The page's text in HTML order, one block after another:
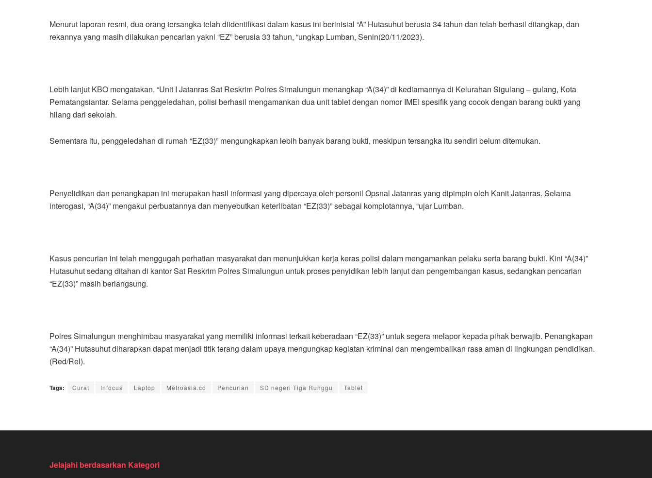
Menurut laporan resmi, dua orang tersangka telah diidentifikasi dalam kasus ini berinisial “A” Hutasuhut berusia 34 tahun dan telah berhasil ditangkap, dan
rekannya yang masih dilakukan pencarian yakni “EZ” berusia 33 tahun, “ungkap Lumban, Senin(20/11/2023).
Lebih lanjut KBO mengatakan, “Unit I Jatanras Sat Reskrim Polres Simalungun menangkap “A(34)” di kediamannya di Kelurahan Sigulang – gulang, Kota
Pematangsiantar. Selama penggeledahan, polisi berhasil mengamankan dua unit tablet dengan nomor IMEI spesifik yang cocok dengan barang bukti yang
hilang dari sekolah.
Sementara itu, penggeledahan di rumah “EZ(33)” mengungkapkan lebih banyak barang bukti, meskipun tersangka itu sendiri belum ditemukan.
Penyelidikan dan penangkapan ini merupakan hasil informasi yang dipercaya oleh personil Opsnal Jatanras yang dipimpin oleh Kanit Jatanras. Selama
interogasi, “A(34)” mengakui perbuatannya dan menyebutkan keterlibatan “EZ(33)” sebagai komplotannya, “ujar Lumban.
Kasus pencurian ini telah menggugah perhatian masyarakat dan menunjukkan kerja keras polisi dalam mengamankan pelaku serta barang bukti. Kini “A(34)”
Hutasuhut sedang ditahan di kantor Sat Reskrim Polres Simalungun untuk proses penyidikan lebih lanjut dan pengembangan kasus, sedangkan pencarian
“EZ(33)” masih berlangsung.
Polres Simalungun menghimbau masyarakat yang memiliki informasi terkait keberadaan “EZ(33)” untuk segera melapor kepada pihak berwajib. Penangkapan
“A(34)” Hutasuhut diharapkan dapat menjadi titik terang dalam upaya mengungkap kegiatan kriminal dan mengembalikan rasa aman di lingkungan pendidikan.
(Red/Rel).
Tags: Curat Infocus Laptop Metroasia.co Pencurian SD negeri Tiga Runggu Tablet
Jelajahi berdasarkan Kategori